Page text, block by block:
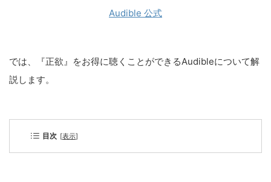
Audible 公式
では、『正欲』をお得に聴くことができるAudibleについて解
説します。
目次 [表示]